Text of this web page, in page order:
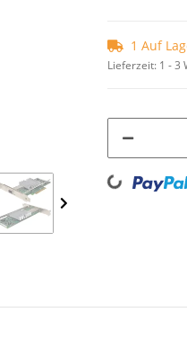
1 Auf
Lieferzeit: 1 - 3
Loading...